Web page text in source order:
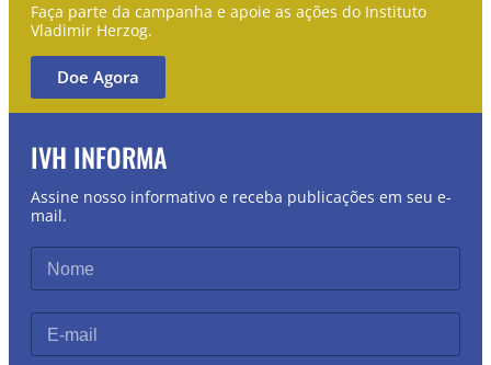
Faça parte da campanha e apoie as ações do Instituto
Vladimir Herzog.
Doe Agora
IVH INFORMA
Assine nosso informativo e receba publicações em seu e-
mail.